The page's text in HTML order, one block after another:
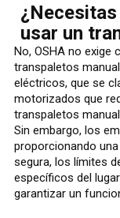
usar un
No, OSHA no exige
transpaletos
eléctricos, que se
motorizados que
transpaletos
Sin embargo, los
proporcionando
segura, los límites
específicos del
garantizar un